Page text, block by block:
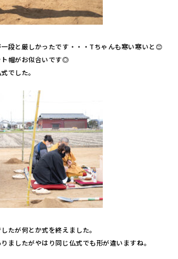
段と厳しかったです・・・Tちゃんも寒い寒いと😊
帽がお似合いです◎
でした。
たが何とか式を終えました。
ましたがやはり同じ仏式でも形が違いますね。